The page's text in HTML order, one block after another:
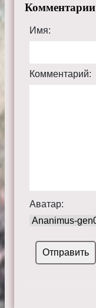
Комментарии
Имя:
Комментарий:
Аватар: